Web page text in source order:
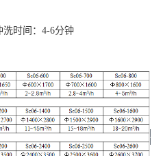
洗时间：4-6分钟